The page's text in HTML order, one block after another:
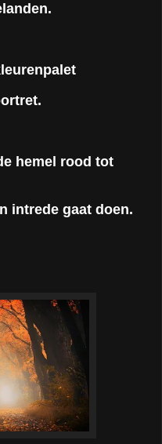
hemel rood tot
intrede gaat doen.